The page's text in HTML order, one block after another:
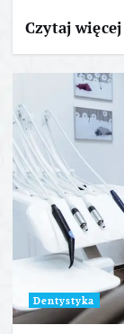
Czytaj więcej
Dentystyka